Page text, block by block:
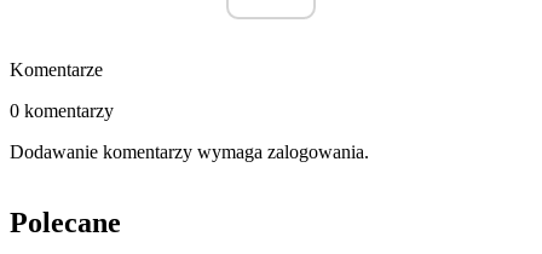
Komentarze
0 komentarzy
Dodawanie komentarzy wymaga zalogowania.
Polecane